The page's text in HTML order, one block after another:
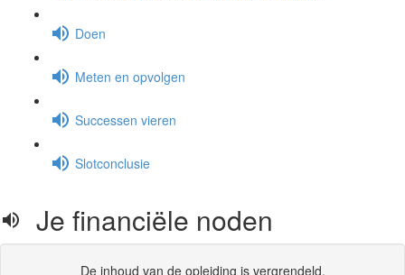
Doen
Meten en opvolgen
Successen vieren
Slotconclusie
Je financiële noden
De inhoud van de opleiding is vergrendeld.